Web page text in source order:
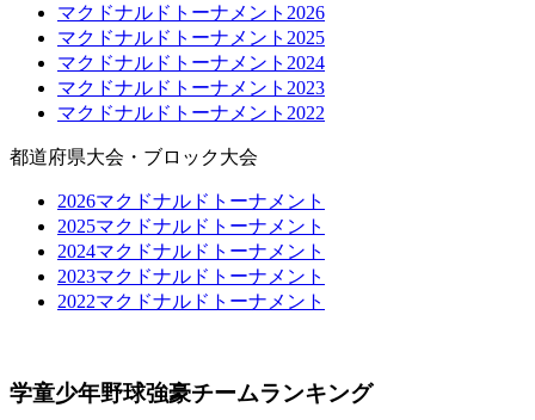
マクドナルドトーナメント2026
マクドナルドトーナメント2025
マクドナルドトーナメント2024
マクドナルドトーナメント2023
マクドナルドトーナメント2022
都道府県大会・ブロック大会
2026マクドナルドトーナメント
2025マクドナルドトーナメント
2024マクドナルドトーナメント
2023マクドナルドトーナメント
2022マクドナルドトーナメント
学童少年野球強豪チームランキング